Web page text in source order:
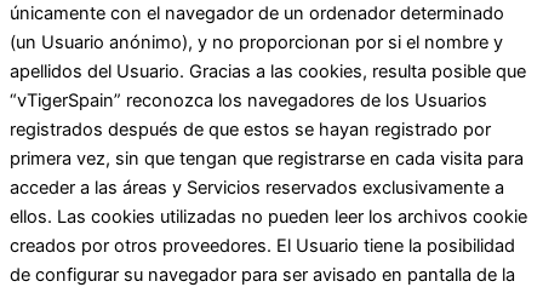
únicamente con el navegador de un ordenador determinado
(un Usuario anónimo), y no proporcionan por si el nombre y
apellidos del Usuario. Gracias a las cookies, resulta posible que
“vTigerSpain” reconozca los navegadores de los Usuarios
registrados después de que estos se hayan registrado por
primera vez, sin que tengan que registrarse en cada visita para
acceder a las áreas y Servicios reservados exclusivamente a
ellos. Las cookies utilizadas no pueden leer los archivos cookie
creados por otros proveedores. El Usuario tiene la posibilidad
de configurar su navegador para ser avisado en pantalla de la